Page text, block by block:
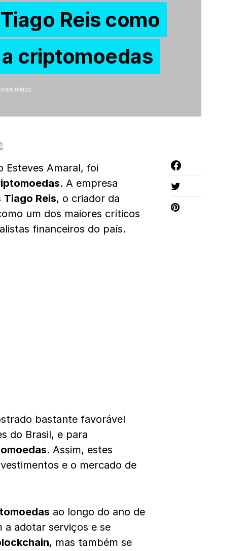
Reis como
criptomoedas
Esteves Amaral, foi
. A empresa
Tiago Reis, o criador da
um dos maiores críticos
financeiros do país.
bastante favorável
do Brasil, e para
. Assim, estes
e o mercado de
ao longo do ano de
a adotar serviços e se
, mas também se